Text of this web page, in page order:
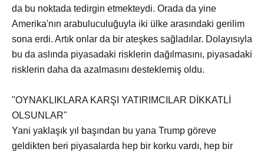
da bu noktada tedirgin etmekteydi. Orada da yine
Amerika'nın arabuluculuğuyla iki ülke arasındaki gerilim
sona erdi. Artık onlar da bir ateşkes sağladılar. Dolayısıyla
bu da aslında piyasadaki risklerin dağılmasını, piyasadaki
risklerin daha da azalmasını desteklemiş oldu.
"OYNAKLIKLARA KARŞI YATIRIMCILAR DİKKATLİ
OLSUNLAR"
Yani yaklaşık yıl başından bu yana Trump göreve
geldikten beri piyasalarda hep bir korku vardı, hep bir